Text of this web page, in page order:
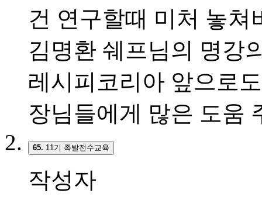
건 연구할때 미처 놓
김명환 쉐프님의 명강
레시피코리아 앞으로
장님들에게 많은 도움
65. 11기 족발전수교육
작성자